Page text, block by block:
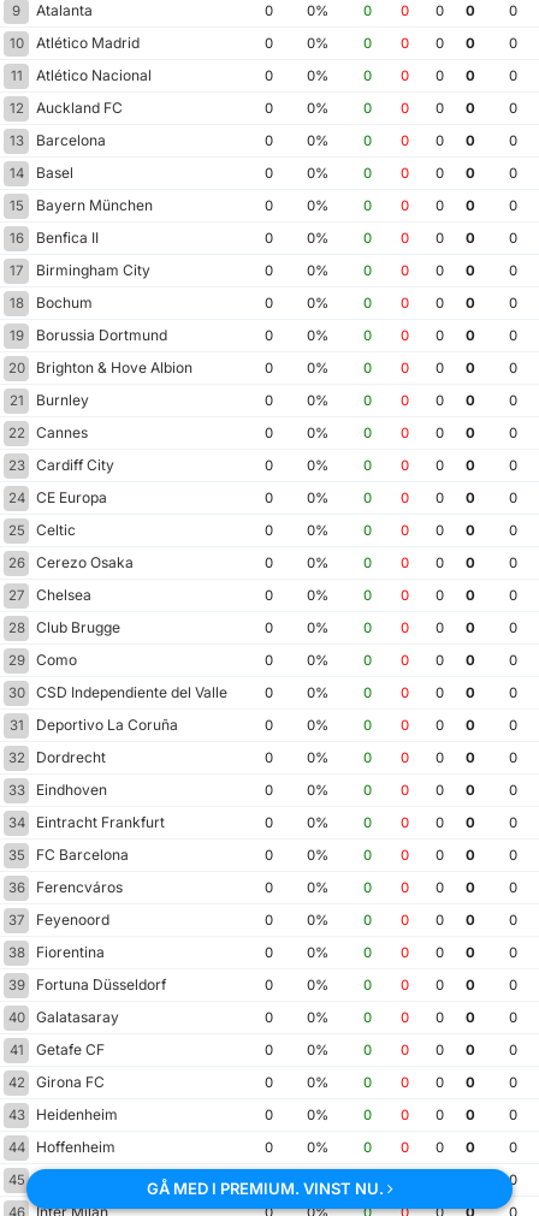
9
Atalanta 0 0% 0 0 0 0
0
10
Atlético Madrid 0 0% 0 0 0 0
0
11
Atlético Nacional 0 0% 0 0 0 0
0
12
Auckland FC 0 0% 0 0 0 0
0
13
Barcelona 0 0% 0 0 0 0
0
14
Basel 0 0% 0 0 0 0
0
15
Bayern München 0 0% 0 0 0 0
0
16
Benfica II 0 0% 0 0 0 0
0
17
Birmingham City 0 0% 0 0 0 0
0
18
Bochum 0 0% 0 0 0 0
0
19
Borussia Dortmund 0 0% 0 0 0 0
0
20
Brighton & Hove Albion 0 0% 0 0 0 0
0
21
Burnley 0 0% 0 0 0 0
0
22
Cannes 0 0% 0 0 0 0
0
23
Cardiff City 0 0% 0 0 0 0
0
24
CE Europa 0 0% 0 0 0 0
0
25
Celtic 0 0% 0 0 0 0
0
26
Cerezo Osaka 0 0% 0 0 0 0
0
27
Chelsea 0 0% 0 0 0 0
0
28
Club Brugge 0 0% 0 0 0 0
0
29
Como 0 0% 0 0 0 0
0
30
CSD Independiente del Valle 0 0% 0 0 0 0
0
31
Deportivo La Coruña 0 0% 0 0 0 0
0
32
Dordrecht 0 0% 0 0 0 0
0
33
Eindhoven 0 0% 0 0 0 0
0
34
Eintracht Frankfurt 0 0% 0 0 0 0
0
35
FC Barcelona 0 0% 0 0 0 0
0
36
Ferencváros 0 0% 0 0 0 0
0
37
Feyenoord 0 0% 0 0 0 0
0
38
Fiorentina 0 0% 0 0 0 0
0
39
Fortuna Düsseldorf 0 0% 0 0 0 0
0
40
Galatasaray 0 0% 0 0 0 0
0
41
Getafe CF 0 0% 0 0 0 0
0
42
Girona FC 0 0% 0 0 0 0
0
43
Heidenheim 0 0% 0 0 0 0
0
44
Hoffenheim 0 0% 0 0 0 0
0
45 Inter Miami 0 0% 0
0
Inter Milan
GÅ MED I PREMIUM. VINST NU.